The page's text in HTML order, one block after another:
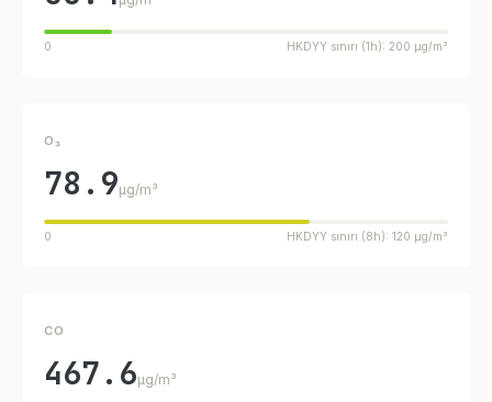
0 HKDYY sınırı (1h): 200 µg/m³
O₃
78.9µg/m³
0 HKDYY sınırı (8h): 120 µg/m³
CO
467.6µg/m³